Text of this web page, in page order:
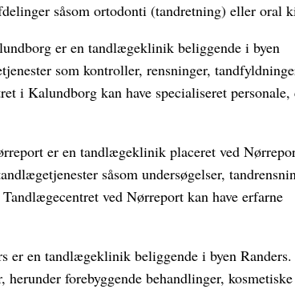
såsom ortodonti (tandretning) eller oral
er en tandlægeklinik beliggende i byen
som kontroller, rensninger,
i Kalundborg kan have specialiseret personale,
er en tandlægeklinik placeret ved
såsom undersøgelser,
ved Nørreport kan have erfarne
er en tandlægeklinik beliggende i byen Randers.
forebyggende behandlinger, kosmetiske